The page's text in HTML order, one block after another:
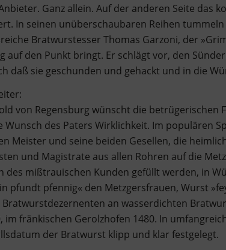
Ganz allein. Auf der anderen Seite das
In seinen unüberschaubaren Reihen
Bratwurstesser Thomas Garzoni, der
auf den Punkt bringt. Er schlägt vor, den
daß sie geschunden und gehackt und in die
von Regensburg wünscht die betrügerischen
des Paters Wirklichkeit. Im populären
Meister und seine beiden Gesellen, die
und Magistrate aus allen Rohren auf die
des mißtrauischen Kunden gefüllt werden, in
pfundt pfennig« den Metzgersfrauen, Wurst
an wasserdichten
im fränkischen Gerolzhofen 1480. In
der Bratwurst klipp und klar festgelegt.